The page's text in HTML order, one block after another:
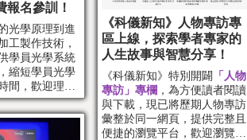
報名參訓！
光學原理到進
工製作技術，
學員光學系統
縮短學員光學
間，歡迎理工
業新人踴躍報
《科儀新知》人物專訪專
區上線，探索學者專家的
人生故事與智慧分享！
《科儀新知》特別開闢 「人物
專訪」專欄 ，為方便讀者閱讀
與下載，現已將歷期人物專訪
彙整於同一網頁，提供完整且
便捷的瀏覽平台，歡迎瀏覽走